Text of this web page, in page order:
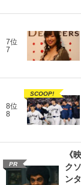
7位
7
8位
8
SCOOP!
PR
《
ク
ン